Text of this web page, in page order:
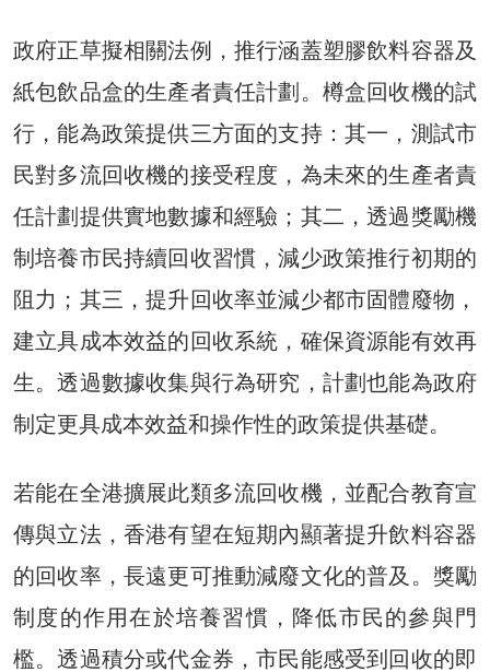
政府正草擬相關法例，推行涵蓋塑膠飲料容器及
紙包飲品盒的生產者責任計劃。樽盒回收機的試
行，能為政策提供三方面的支持：其一，測試市
民對多流回收機的接受程度，為未來的生產者責
任計劃提供實地數據和經驗；其二，透過獎勵機
制培養市民持續回收習慣，減少政策推行初期的
阻力；其三，提升回收率並減少都市固體廢物，
建立具成本效益的回收系統，確保資源能有效再
生。透過數據收集與行為研究，計劃也能為政府
制定更具成本效益和操作性的政策提供基礎。
若能在全港擴展此類多流回收機，並配合教育宣
傳與立法，香港有望在短期內顯著提升飲料容器
的回收率，長遠更可推動減廢文化的普及。獎勵
制度的作用在於培養習慣，降低市民的參與門
檻。透過積分或代金券，市民能感受到回收的即